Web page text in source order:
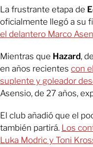
La frustrante etapa de
oficialmente llegó a su
el delantero Marco
Mientras que Hazard,
en años recientes con
suplente y goleador
Asensio, de 27 años,
El club añadió que el
también partirá. Los
Luka Modric y Toni